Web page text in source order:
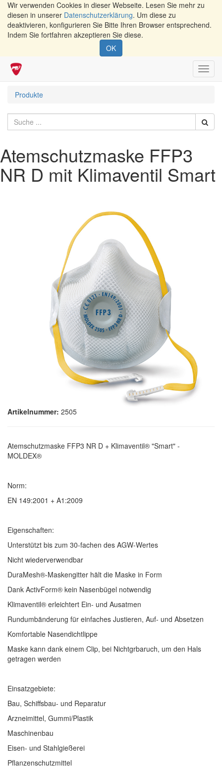
Wir verwenden Cookies in dieser Webseite. Lesen Sie mehr zu
diesen in unserer Datenschutzerklärung. Um diese zu
deaktivieren, konfigurieren Sie Bitte Ihren Browser entsprechend.
Indem Sie fortfahren akzeptieren Sie diese.
OK
Produkte
Atemschutzmaske FFP3
NR D mit Klimaventil Smart
Artikelnummer: 2505
Atemschutzmaske FFP3 NR D + Klimaventil® "Smart" -
MOLDEX®
Norm:
EN 149:2001 + A1:2009
Eigenschaften:
Unterstützt bis zum 30-fachen des AGW-Wertes
Nicht wiederverwendbar
DuraMesh®-Maskengitter hält die Maske in Form
Dank ActivForm® kein Nasenbügel notwendig
Klimaventil® erleichtert Ein- und Ausatmen
Rundumbänderung für einfaches Justieren, Auf- und Absetzen
Komfortable Nasendichtlippe
Maske kann dank einem Clip, bei Nichtgrbaruch, um den Hals
getragen werden
Einsatzgebiete:
Bau, Schiffsbau- und Reparatur
Arzneimittel, Gummi/Plastik
Maschinenbau
Eisen- und Stahlgießerei
Pflanzenschutzmittel